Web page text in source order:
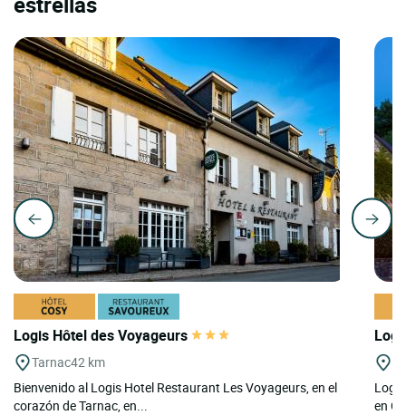
Logis Hôtel des Voyageurs
Tarnac42 km
Bienvenido al Logis Hotel Restaurant Les Voyageurs, en el
corazón de Tarnac, en...
en